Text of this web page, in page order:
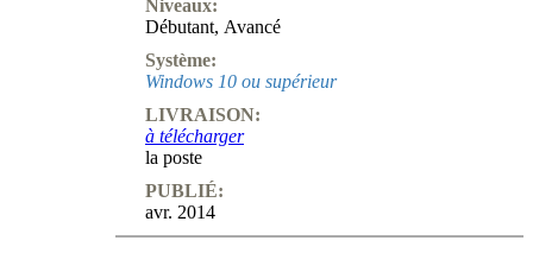
Niveaux:
Débutant, Avancé
Système:
Windows 10 ou supérieur
LIVRAISON:
à télécharger
la poste
PUBLIÉ:
avr. 2014